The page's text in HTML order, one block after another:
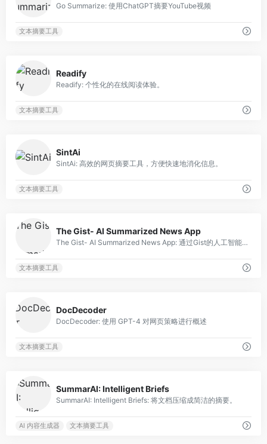
Go Summarize: 使用ChatGPT摘要YouTube视频
文本摘要工具
Readify
Readify: 个性化的在线阅读体验。
文本摘要工具
SintAi
SintAi: 高效的网页摘要工具，方便快速地消化信息。
文本摘要工具
The Gist- AI Summarized News App
The Gist- AI Summarized News App: 通过Gist的人工智能生成的简洁新闻摘要，您可以轻松了解最新资讯。
文本摘要工具
DocDecoder
DocDecoder: 使用 GPT-4 对网页策略进行概述
文本摘要工具
SummarAI: Intelligent Briefs
SummarAI: Intelligent Briefs: 将文档压缩成简洁的摘要。
AI 内容生成器 文本摘要工具